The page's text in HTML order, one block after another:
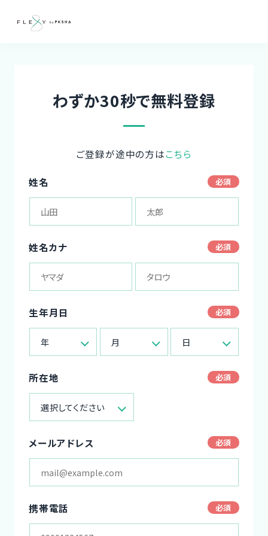
わずか30秒で無料登録
ご登録が途中の方はこちら
姓名
姓名カナ
生年月日
年 月 日
所在地
選択してください
メールアドレス
携帯電話